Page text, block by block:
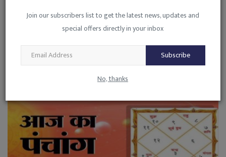
Join our subscribers list to get the latest news, updates and
special offers directly in your inbox
Subscribe
No, thanks
राशिफल 21 जुलाई : चमकेगी इन राशियों की किस्मत, जानें
Jul 21, 2026